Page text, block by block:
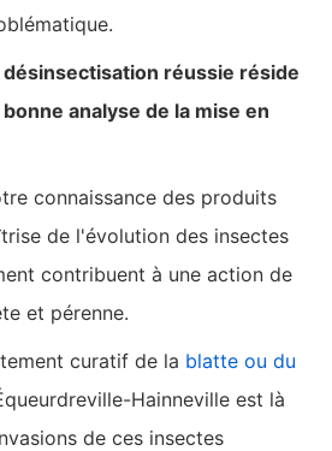
réussie réside
analyse de la mise en
connaissance des produits
de l'évolution des insectes
contribuent à une action de
et pérenne.
curatif de la blatte ou du
Hainneville est là
de ces insectes